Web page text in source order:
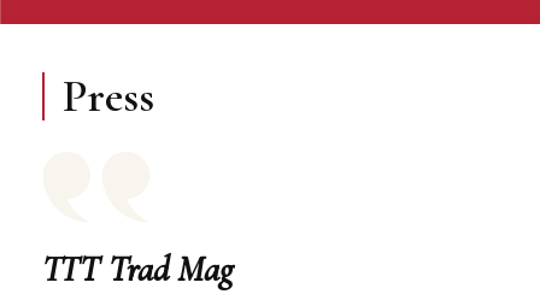
Press
TTT Trad Mag